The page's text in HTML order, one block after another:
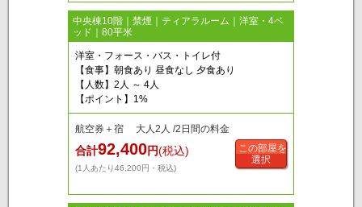
中央棟10階｜禁煙｜ティアラルーム｜洋室・4ベ
ッド｜80平米
洋室・フォース・バス・トイレ付
【食事】朝食あり 昼食なし 夕食あり
【人数】2人 ～ 4人
【ポイント】1%
航空券＋宿 大人2人 /2日間の料金
合計92,400円(税込)
(1人あたり46,200円・税込)
この部屋を
選択